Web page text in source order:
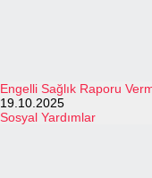
Engelli Sağlık Raporu
19.10.2025
Sosyal Yardımlar